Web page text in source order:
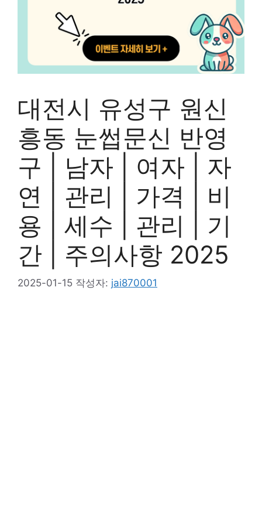
대전시 유성구 원신
흥동 눈썹문신 반영
구 | 남자 | 여자 | 자
연 | 관리 | 가격 | 비
용 | 세수 | 관리 | 기
간 | 주의사항 2025
2025-01-15 작성자: jai870001